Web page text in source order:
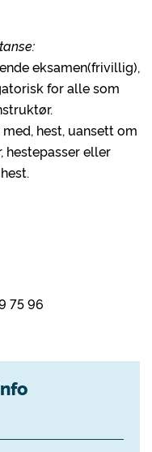
eksamen(frivillig),
for alle som
hest, uansett om
hestepasser eller
75 96